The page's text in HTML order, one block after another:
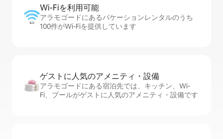
Wi-Fiを利⁠用⁠可⁠能
アラモゴードにあるバケーションレンタルのうち
100件がWi-Fiを提供しています
ゲストに人⁠気⁠のア⁠メ⁠ニ⁠テ⁠ィ・設⁠備
アラモゴードにある宿泊先では、キッチン、Wi-
Fi、プールがゲストに人気のアメニティ・設備です